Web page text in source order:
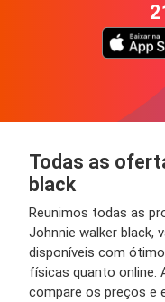
Todas as
black
Reunimos todas as
Johnnie walker black,
disponíveis com
físicas quanto online.
compare os preços e